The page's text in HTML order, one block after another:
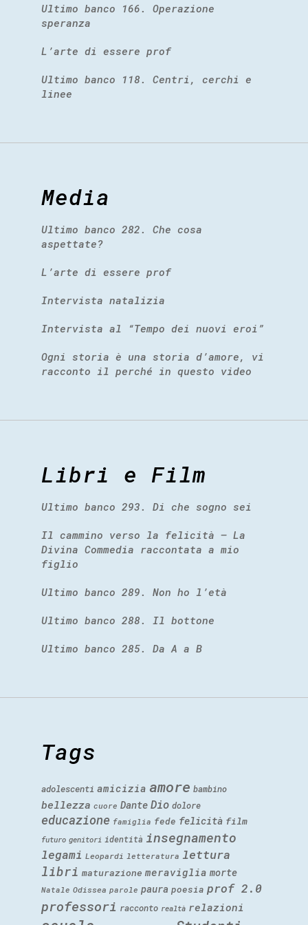
Ultimo banco 166. Operazione
speranza
L’arte di essere prof
Ultimo banco 118. Centri, cerchi e
linee
Media
Ultimo banco 282. Che cosa
aspettate?
L’arte di essere prof
Intervista natalizia
Intervista al “Tempo dei nuovi eroi”
Ogni storia è una storia d’amore, vi
racconto il perché in questo video
Libri e Film
Ultimo banco 293. Di che sogno sei
Il cammino verso la felicità – La
Divina Commedia raccontata a mio
figlio
Ultimo banco 289. Non ho l’età
Ultimo banco 288. Il bottone
Ultimo banco 285. Da A a B
Tags
adolescenti amicizia amore bambino
bellezza cuore Dante Dio dolore
educazione famiglia fede felicità film
futuro genitori identità insegnamento
legami Leopardi letteratura lettura
libri maturazione meraviglia morte
Natale Odissea parole paura poesia prof 2.0
professori racconto realtà relazioni